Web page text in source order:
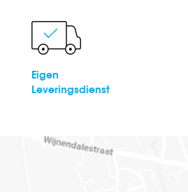
Eigen
Leveringsdienst